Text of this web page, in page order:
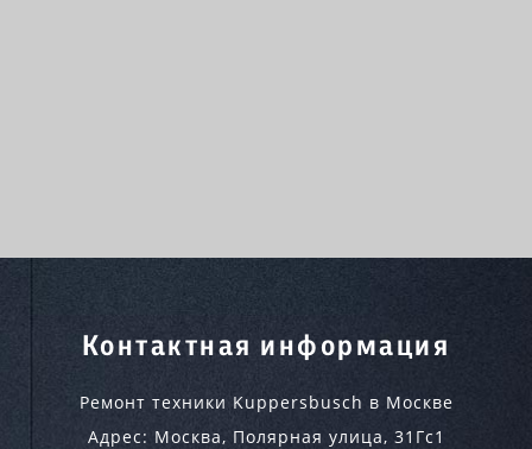
Контактная информация
Ремонт техники Kuppersbusch в Москве
Адрес: Москва, Полярная улица, 31Гс1